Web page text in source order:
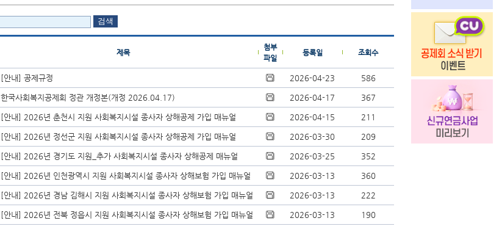
제목
첨부
파일
등록일 조회수
[안내] 공제규정 2026-04-23 586
한국사회복지공제회 정관 개정본(개정 2026.04.17) 2026-04-17 367
[안내] 2026년 춘천시 지원 사회복지시설 종사자 상해공제 가입 매뉴얼 2026-04-15 211
[안내] 2026년 정선군 지원 사회복지시설 종사자 상해공제 가입 매뉴얼 2026-03-30 209
[안내] 2026년 경기도 지원_추가 사회복지시설 종사자 상해공제 매뉴얼 2026-03-25 352
[안내] 2026년 인천광역시 지원 사회복지시설 종사자 상해보험 가입 매뉴얼 2026-03-13 360
[안내] 2026년 경남 김해시 지원 사회복지시설 종사자 상해보험 가입 매뉴얼 2026-03-13 222
[안내] 2026년 전북 정읍시 지원 사회복지시설 종사자 상해보험 가입 매뉴얼 2026-03-13 190